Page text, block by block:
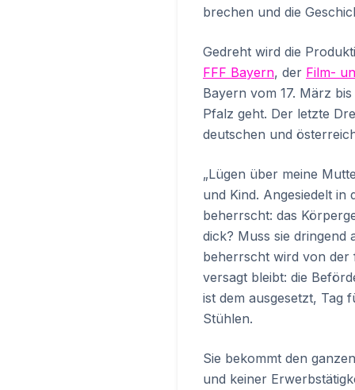
brechen und die
Gedreht wird die
FFF Bayern, der Film-
Bayern vom 17. März
Pfalz geht. Der letzte
deutschen und
„Lügen über meine
und Kind. Angesiedelt
beherrscht: das
dick? Muss sie dringend
beherrscht wird von der
versagt bleibt: die
ist dem ausgesetzt, Tag
Stühlen.
Sie bekommt den
und keiner